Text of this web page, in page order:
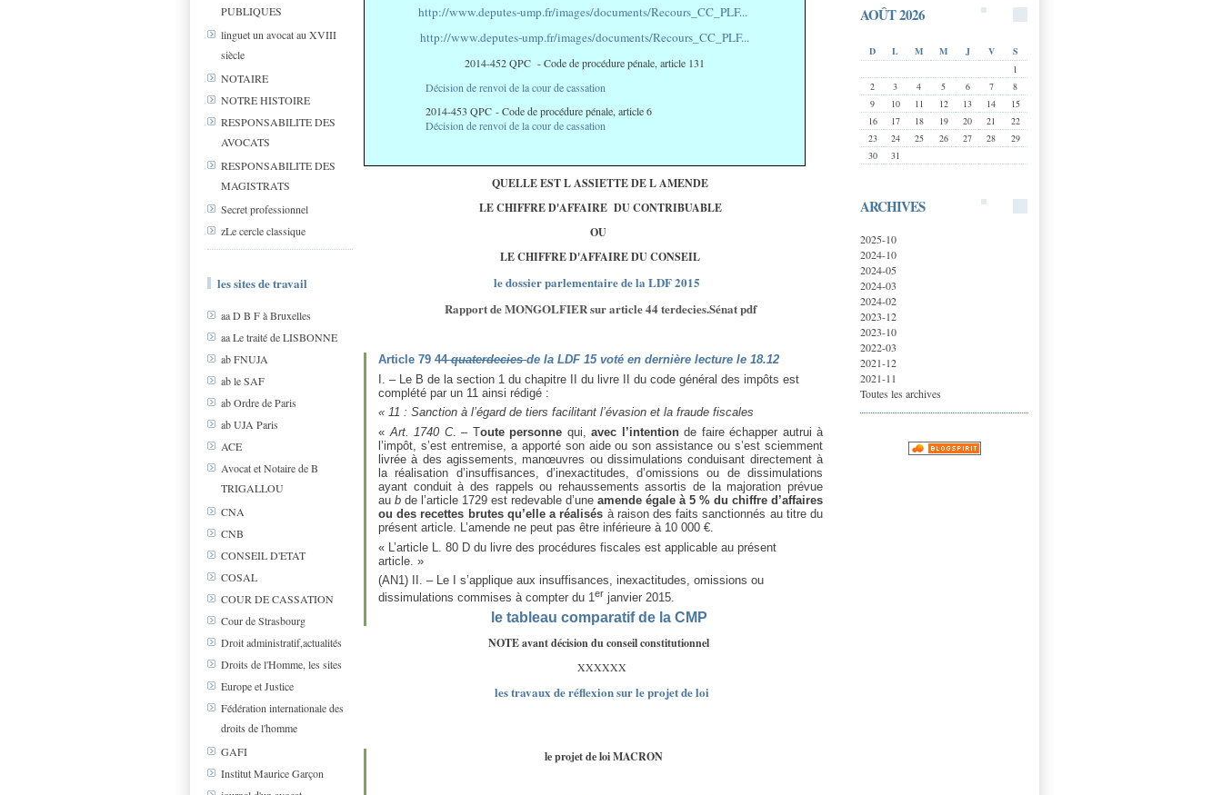
PUBLIQUES
linguet un avocat au XVIII
siècle
NOTAIRE
NOTRE HISTOIRE
RESPONSABILITE DES
AVOCATS
RESPONSABILITE DES
MAGISTRATS
Secret professionnel
zLe cercle classique
les sites de travail
aa D B F à Bruxelles
aa Le traité de LISBONNE
ab FNUJA
ab le SAF
ab Ordre de Paris
ab UJA Paris
ACE
Avocat et Notaire de B
TRIGALLOU
CNA
CNB
CONSEIL D'ETAT
COSAL
COUR DE CASSATION
Cour de Strasbourg
Droit administratif,actualités
Droits de l'Homme, les sites
Europe et Justice
Fédération internationale des
droits de l'homme
GAFI
Institut Maurice Garçon
AOÛT 2026
D L M M J V
S
1
2
3 4 5 6 7
8
9
10 11 12 13 14
15
16
17 18 19 20 21
22
23
24 25 26 27 28
29
30
31
ARCHIVES
2025-10
2024-10
2024-05
2024-03
2024-02
2023-12
2023-10
2022-03
2021-12
2021-11
Toutes les archives
http://www.deputes-ump.fr/images/documents/Recours_CC_PLF...
http://www.deputes-ump.fr/images/documents/Recours_CC_PLF...
2014-452 QPC - Code de procédure pénale, article 131
Décision de renvoi de la cour de cassation
2014-453 QPC - Code de procédure pénale, article 6
Décision de renvoi de la cour de cassation
QUELLE EST L ASSIETTE DE L AMENDE
LE CHIFFRE D'AFFAIRE DU CONTRIBUABLE
OU
LE CHIFFRE D'AFFAIRE DU CONSEIL
le dossier parlementaire de la LDF 2015
Rapport de MONGOLFIER sur article 44 terdecies.Sénat pdf
Article 79 44quaterdeciesde la LDF 15 voté en dernière lecture le 18.12
I. – Le B de la section 1 du chapitre II du livre II du code général des impôts est
complété par un 11 ainsi rédigé :
« 11 : Sanction à l’égard de tiers facilitant l’évasion et la fraude fiscales
« Art. 1740 C. – Toute personne qui, avec l’intentionde faire échapper autrui à
l’impôt, s’est entremise, a apporté son aide ou son assistance ou s’est sciemment
livrée à des agissements, manœuvres ou dissimulations conduisant directement à
la réalisation d’insuffisances, d’inexactitudes, d’omissions ou de dissimulations
ayant conduit à des rappels ou rehaussements assortis de la majoration prévue
au b de l’article 1729 est redevable d’une amende égale à 5 % du chiffre d’affaires
ou des recettes brutes qu’elle a réalisés à raison des faits sanctionnés au titre du
présent article. L’amende ne peut pas être inférieure à 10 000 €.
« L’article L. 80 D du livre des procédures fiscales est applicable au présent
article. »
(AN1) II. – Le I s’applique aux insuffisances, inexactitudes, omissions ou
dissimulations commises à compter du 1er janvier 2015.
le tableau comparatif de la CMP
NOTE avant décision du conseil constitutionnel
XXXXXX
les travaux de réflexion sur le projet de loi
le projet de loi MACRON